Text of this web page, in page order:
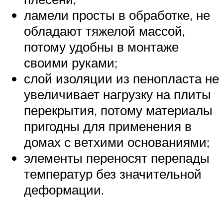
ламели просты в обработке, не
обладают тяжелой массой,
потому удобны в монтаже
своими руками;
слой изоляции из пенопласта не
увеличивает нагрузку на плиты
перекрытия, потому материалы
пригодны для применения в
домах с ветхими основаниями;
элементы переносят перепады
температур без значительной
деформации.